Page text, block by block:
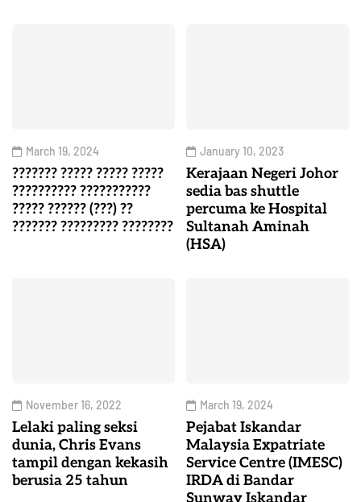
March 19, 2024
??????? ????? ????? ?????
?????????? ???????????
????? ?????? (???) ??
??????? ????????? ????????
January 10, 2023
Kerajaan Negeri Johor
sedia bas shuttle
percuma ke Hospital
Sultanah Aminah
(HSA)
November 16, 2022
Lelaki paling seksi
dunia, Chris Evans
tampil dengan kekasih
berusia 25 tahun
March 19, 2024
Pejabat Iskandar
Malaysia Expatriate
Service Centre (IMESC)
IRDA di Bandar
Sunway Iskandar